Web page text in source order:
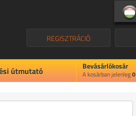
REGISZTRÁCIÓ
útmutató Bevásárlókosár
A kosárban jelenleg0